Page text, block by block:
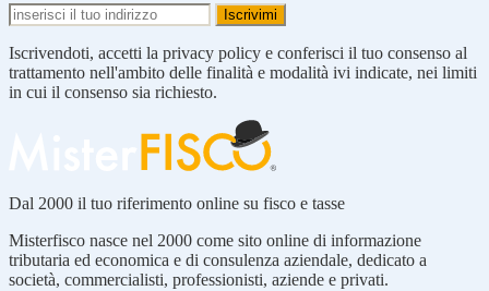
Iscrivendoti, accetti la privacy policy e conferisci il tuo consenso al
trattamento nell'ambito delle finalità e modalità ivi indicate, nei limiti
in cui il consenso sia richiesto.
Dal 2000 il tuo riferimento online su fisco e tasse
Misterfisco nasce nel 2000 come sito online di informazione
tributaria ed economica e di consulenza aziendale, dedicato a
società, commercialisti, professionisti, aziende e privati.